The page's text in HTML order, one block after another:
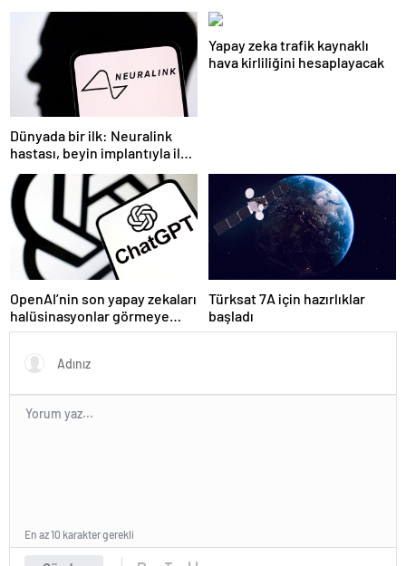
Dünyada bir ilk: Neuralink
hastası, beyin implantıyla ilk
kez YouTube videosu
hazırladı
Yapay zeka trafik kaynaklı
hava kirliliğini hesaplayacak
OpenAI’nin son yapay zekaları
halüsinasyonlar görmeye
başladı
Türksat 7A için hazırlıklar
başladı
En az 10 karakter gerekli